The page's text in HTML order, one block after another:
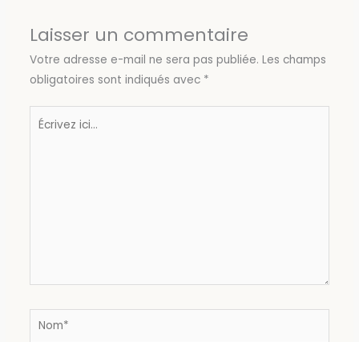
Laisser un commentaire
Votre adresse e-mail ne sera pas publiée. Les champs
obligatoires sont indiqués avec *
Écrivez
Nom*